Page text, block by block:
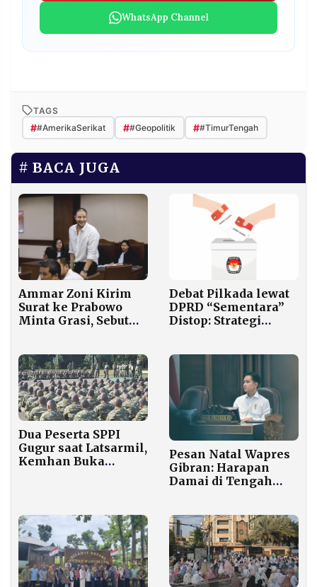
WhatsApp Channel
TAGS
##AmerikaSerikat ##Geopolitik ##TimurTengah
BACA JUGA
Ammar Zoni Kirim
Surat ke Prabowo
Minta Grasi, Sebut
Debat Pilkada lewat
DPRD “Sementara”
Distop: Strategi
Dua Peserta SPPI
Gugur saat Latsarmil,
Kemhan Buka
Pesan Natal Wapres
Gibran: Harapan
Damai di Tengah